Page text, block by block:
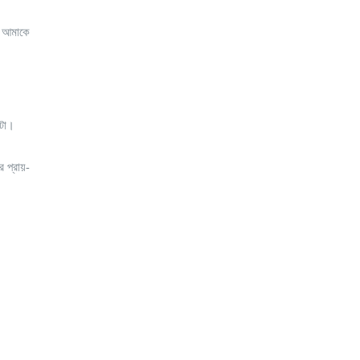
আমাকে
প্রায়-